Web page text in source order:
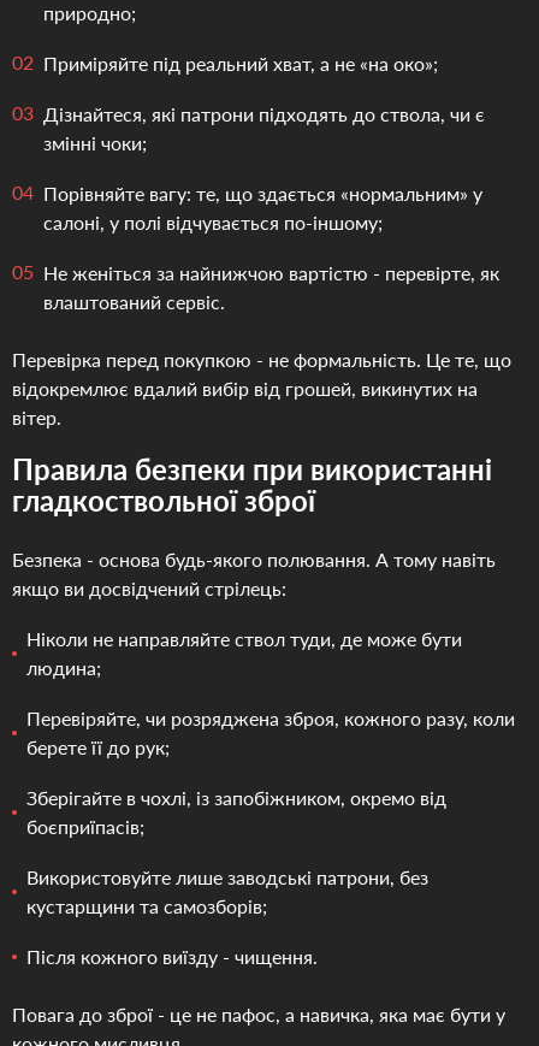
природно;
Приміряйте під реальний хват, а не «на око»;
Дізнайтеся, які патрони підходять до ствола, чи є
змінні чоки;
Порівняйте вагу: те, що здається «нормальним» у
салоні, у полі відчувається по-іншому;
Не женіться за найнижчою вартістю - перевірте, як
влаштований сервіс.
Перевірка перед покупкою - не формальність. Це те, що
відокремлює вдалий вибір від грошей, викинутих на
вітер.
Правила безпеки при використанні
гладкоствольної зброї
Безпека - основа будь-якого полювання. А тому навіть
якщо ви досвідчений стрілець:
Ніколи не направляйте ствол туди, де може бути
людина;
Перевіряйте, чи розряджена зброя, кожного разу, коли
берете її до рук;
Зберігайте в чохлі, із запобіжником, окремо від
боєприїпасів;
Використовуйте лише заводські патрони, без
кустарщини та самозборів;
Після кожного виїзду - чищення.
Повага до зброї - це не пафос, а навичка, яка має бути у